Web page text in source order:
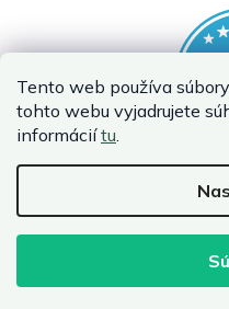
Tento web používa
tohto webu vyjadrujete
informáciítu.